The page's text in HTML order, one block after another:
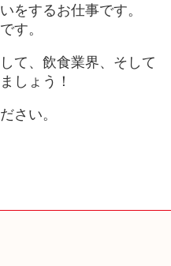
をするお仕事です。
す。
て、飲食業界、そして
しょう！
さい。